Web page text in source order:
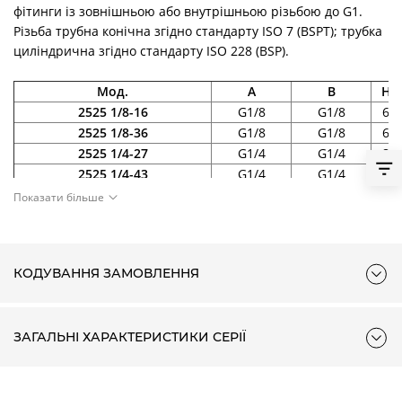
фітинги із зовнішньою або внутрішньою різьбою до G1.
Різьба трубна конічна згідно стандарту ISO 7 (BSPT); трубка
циліндрична згідно стандарту ISO 228 (BSP).
Мод. A B
H
2525 1/8-16
G1/8 G1/8
6
2525 1/8-36
G1/8 G1/8
6
2525 1/4-27
G1/4 G1/4
8
2525 1/4-43
G1/4 G1/4 8
Показати більше
КОДУВАННЯ ЗАМОВЛЕННЯ
ЗАГАЛЬНІ ХАРАКТЕРИСТИКИ СЕРІЇ